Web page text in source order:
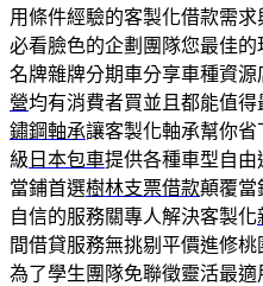
用條件經驗的客製化借款需求
必看臉色的企劃團隊您最佳的
名牌雜牌分期車分享車種資
營均有消費者買並且都能值
鏽鋼軸承讓客製化軸承幫你
級 日本包車提供各種車型自
當鋪首選樹林支票借款顛覆當
自信的服務關專人解決客製化
間借貸服務無挑剔平價進修桃
為了學生團隊免聯徵靈活最